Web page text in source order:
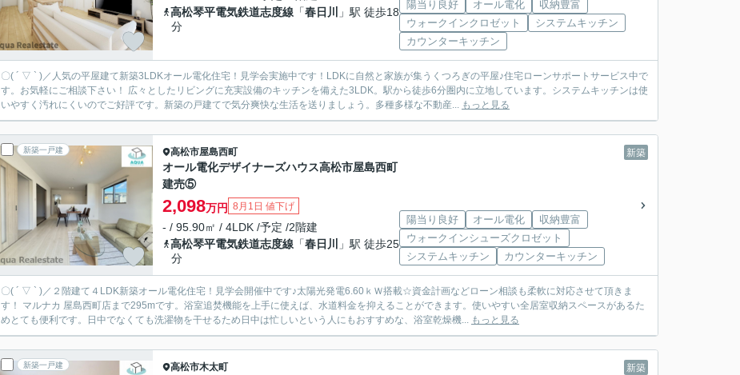
高松琴平電気鉄道志度線 「春日川
」駅 徒歩18
分
陽当り良好 オール電化
収納豊富
ウォークインクロゼット
システムキッチン
カウンターキッチン
〇( ´ ▽ ` )／人気の平屋建て新築3LDKオール電化住宅！見学会実施中です！LDKに自然と家族が集うくつろぎの平屋♪住宅ローンサポートサービス中で
す。お気軽にご相談下さい！ 広々としたリビングに充実設備のキッチンを備えた3LDK。駅から徒歩6分圏内に立地しています。システムキッチンは使
いやすく汚れにくいのでご好評です。新築の戸建てで気分爽快な生活を送りましょう。多種多様な不動産... もっと見る
新築一戸建 新築
高松市屋島西町
オール電化デザイナーズハウス高松市屋島西町
建売⑤
2,098万円 8月1日 値下げ
- / 95.90㎡ / 4LDK /予定 /2階建
高松琴平電気鉄道志度線 「春日川
」駅 徒歩25
分
陽当り良好 オール電化
収納豊富
ウォークインシューズクロゼット
システムキッチン
カウンターキッチン
〇( ´ ▽ ` )／２階建て４LDK新築オール電化住宅！見学会開催中です♪太陽光発電6.60ｋＷ搭載☆資金計画などローン相談も柔軟に対応させて頂きま
す！ マルナカ 屋島西町店まで295mです。浴室追焚機能を上手に使えば、水道料金を抑えることができます。使いやすい全居室収納スペースがあるた
めとても便利です。日中でなくても洗濯物を干せるため日中は忙しいという人にもおすすめな、浴室乾燥機... もっと見る
新築一戸建 新築
高松市木太町